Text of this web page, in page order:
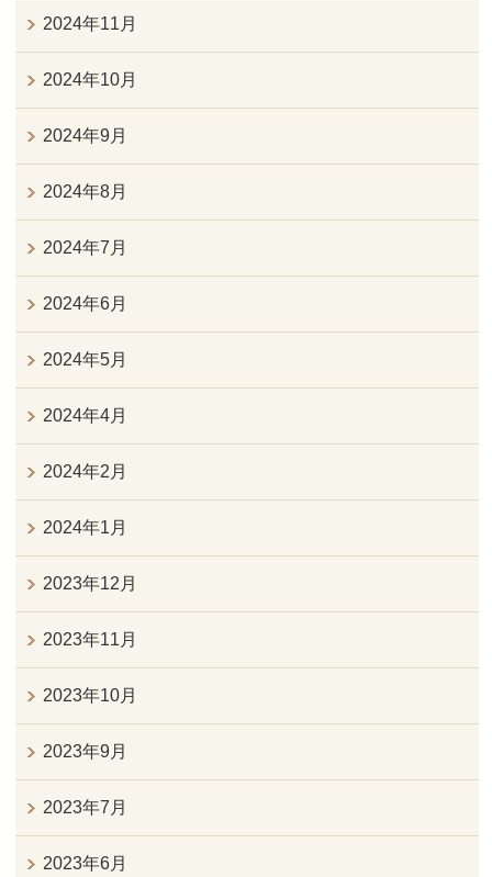
2024年11月
2024年10月
2024年9月
2024年8月
2024年7月
2024年6月
2024年5月
2024年4月
2024年2月
2024年1月
2023年12月
2023年11月
2023年10月
2023年9月
2023年7月
2023年6月